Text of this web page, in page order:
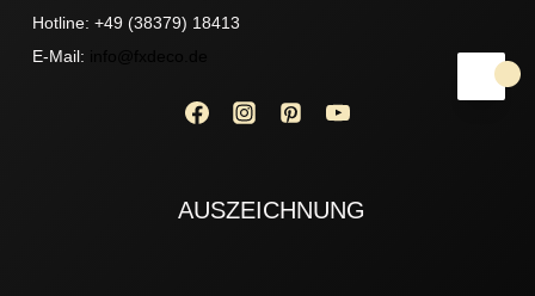
Hotline: +49 (38379) 18413
E-Mail:
AUSZEICHNUNG